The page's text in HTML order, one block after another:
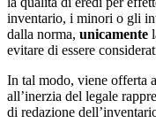
inventario, i minori o gli
dalla norma, unicamente
evitare di essere
In tal modo, viene offerta
all’inerzia del legale
di redazione